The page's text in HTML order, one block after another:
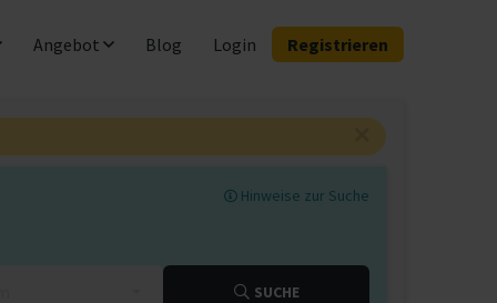
Angebot Blog Login Registrieren
Hinweise zur Suche
SUCHE